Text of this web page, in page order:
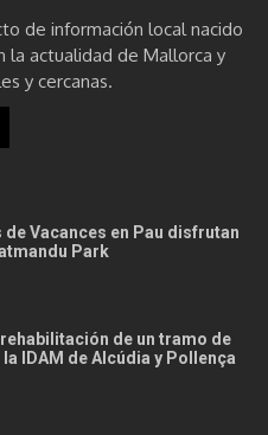
de información local nacido
la actualidad de Mallorca y
y cercanas.
Vacances en Pau disfrutan
Park
rehabilitación de un tramo de
IDAM de Alcúdia y Pollença